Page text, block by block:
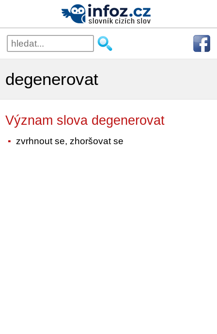
degenerovat
Význam slova degenerovat
zvrhnout se, zhoršovat se